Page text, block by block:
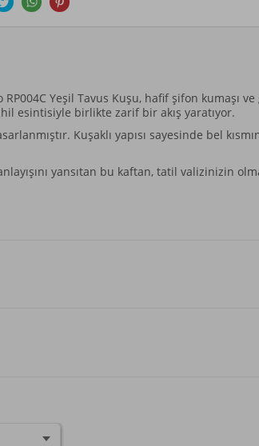
Yeşil Tavus Kuşu, hafif şifon kumaşı ve
esintisiyle birlikte zarif bir akış yaratıyor.
Kuşaklı yapısı sayesinde bel
yansıtan bu kaftan, tatil valizinizin